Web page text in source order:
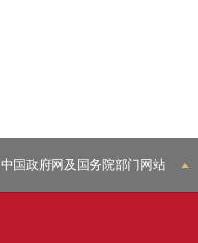
中国政府网及国务院部门网站